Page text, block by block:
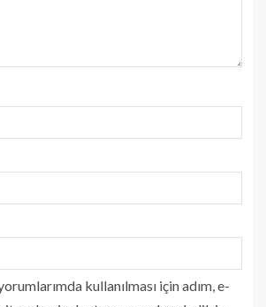
kullanılması için adım, e-